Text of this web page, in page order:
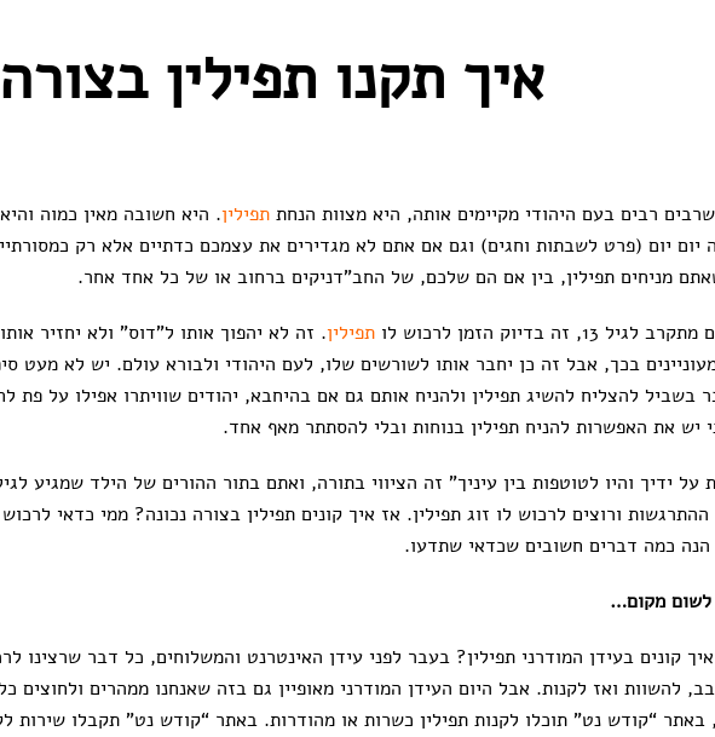
איך תקנו תפילין
רבים בעם היהודי מקיימים אותה, היא מצוות הנחת תפילין. היא חשובה מאין כמוה
יום יום (פרט לשבתות וחגים) וגם אם אתם לא מגדירים את עצמכם כדתיים אלא רק כמסורתיים
מניחים תפילין, בין אם הם שלכם, של החב”דניקים ברחוב או של כל אחד אחר.
זה בדיוק הזמן לרכוש לו תפילין. זה לא יהפוך אותו ל”דוס” ולא יחזיר
מעוניינים בכך, אבל זה כן יחבר אותו לשורשים שלו, לעם היהודי ולבורא עולם. יש לא מעט
בשביל להצליח להשיג תפילין ולהניח אותם גם אם בהיחבא, יהודים שוויתרו אפילו על פת
יש את האפשרות להניח תפילין בנוחות ובלי להסתתר מאף אחד.
על ידיך והיו לטוטפות בין עיניך” זה הציווי בתורה, ואתם בתור ההורים של הילד שמגיע
ורוצים לרכוש לו זוג תפילין. אז איך קונים תפילין בצורה נכונה? ממי כדאי
כמה דברים חשובים שכדאי שתדעו.
לשום מקום…
קונים בעידן המודרני תפילין? בעבר לפני עידן האינטרנט והמשלוחים, כל דבר שרצינו
להשוות ואז לקנות. אבל היום העידן המודרני מאופיין גם בזה שאנחנו ממהרים ולחוצים
באתר “קודש נט” תוכלו לקנות תפילין כשרות או מהודרות. באתר “קודש נט” תקבלו שירות